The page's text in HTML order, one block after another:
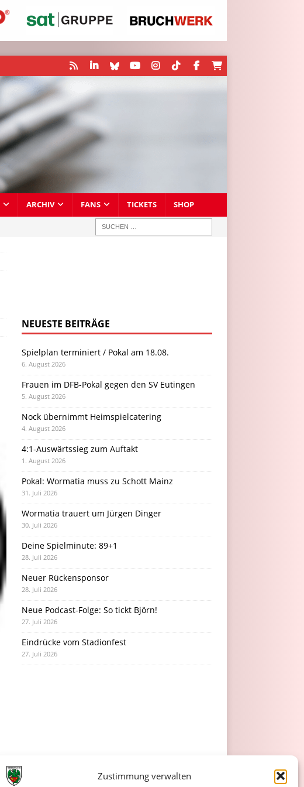
Zustimmung verwalten
ARCHIV FANS TICKETS SHOP
NEUESTE BEITRÄGE
Spielplan terminiert / Pokal am 18.08.
6. August 2026
Frauen im DFB-Pokal gegen den SV Eutingen
5. August 2026
Nock übernimmt Heimspielcatering
4. August 2026
4:1-Auswärtssieg zum Auftakt
1. August 2026
Pokal: Wormatia muss zu Schott Mainz
31. Juli 2026
Wormatia trauert um Jürgen Dinger
30. Juli 2026
Deine Spielminute: 89+1
28. Juli 2026
Neuer Rückensponsor
28. Juli 2026
Neue Podcast-Folge: So tickt Björn!
27. Juli 2026
Eindrücke vom Stadionfest
27. Juli 2026